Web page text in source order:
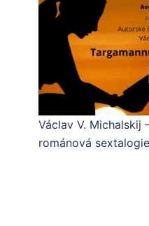
Václav V. Michalskij
románová